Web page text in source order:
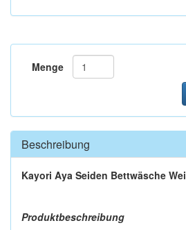
Menge
Beschreibung
Kayori Aya Seiden Bettwäsche
Produktbeschreibung